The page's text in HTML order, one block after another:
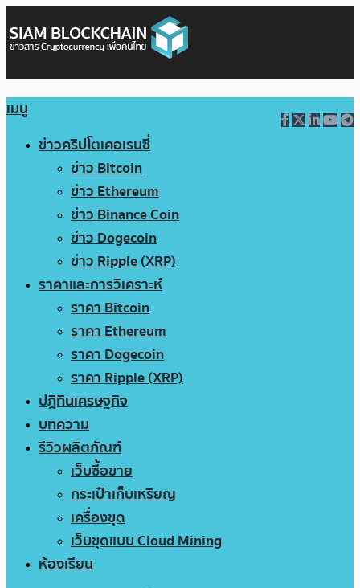
เมนู
ข่าวคริปโตเคอเรนซี่
ข่าว Bitcoin
ข่าว Ethereum
ข่าว Binance Coin
ข่าว Dogecoin
ข่าว Ripple (XRP)
ราคาและการวิเคราะห์
ราคา Bitcoin
ราคา Ethereum
ราคา Dogecoin
ราคา Ripple (XRP)
ปฏิทินเศรษฐกิจ
บทความ
รีวิวผลิตภัณฑ์
เว็บซื้อขาย
กระเป๋าเก็บเหรียญ
เครื่องขุด
เว็บขุดแบบ Cloud Mining
ห้องเรียน